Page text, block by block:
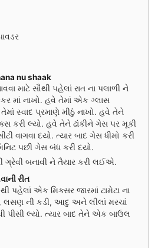
nu shaak
માટે સૌથી પહેલાં રાત ના પલાળી ને
માં નાખો. હવે તેમાં એક ગ્લાસ
સ્વાદ પ્રમાણે મીઠું નાખો. હવે તેને
કરી લ્યો. હવે તેને ઢાંકીને ગેસ પર મૂકી
વાગવા દયો. ત્યાર બાદ ગેસ ધીમો કરી
પછી ગેસ બંધ કરી દયો.
ગ્રેવી બનાવી ને તૈયાર કરી લઈએ.
રીત
પહેલાં એક મિક્સર જારમાં ટામેટા ના
લસણ ની કડી, આદુ અને લીલાં મરચાં
પીસી લ્યો. ત્યાર બાદ તેને એક બાઉલ